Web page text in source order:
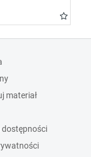
materiał
dostępności